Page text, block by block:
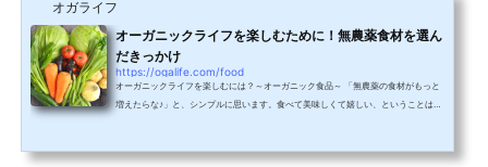
オガライフ
オーガニックライフを楽しむために！無農薬食材を選ん
だきっかけ
https://ogalife.com/food
オーガニックライフを楽しむには？～オーガニック食品～ 「無農薬の食材がもっと
増えたらな♪」と、シンプルに思います。食べて美味しくて嬉しい、ということはも
る。そうすると、世界の中での日本の在り方や、自然界の動植物、全ての命が繋が